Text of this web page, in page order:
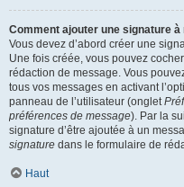
Comment ajouter une signature
Vous devez d’abord créer une
Une fois créée, vous pouvez
rédaction de message. Vous
tous vos messages en activant
panneau de l’utilisateur (onglet
préférences de message). Par la
signature d’être ajoutée à un
signature dans le formulaire de
Haut